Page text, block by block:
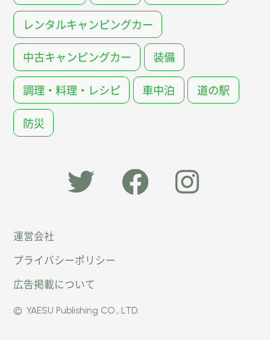
レンタルキャンピングカー
中古キャンピングカー 装備
調理・料理・レシピ 車中泊 道の駅
防災
ン
パー」
公式 Faceb
運営会社
プライバシーポリシー
広告掲載について
© YAESU Publishing CO., LTD.